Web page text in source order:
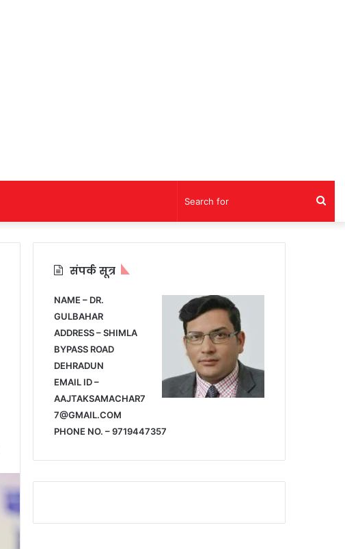
संपर्क सूत्र
NAME – DR.
GULBAHAR
ADDRESS – SHIMLA
BYPASS ROAD
DEHRADUN
EMAIL ID –
AAJTAKSAMACHAR7
7@GMAIL.COM
PHONE NO. – 9719447357